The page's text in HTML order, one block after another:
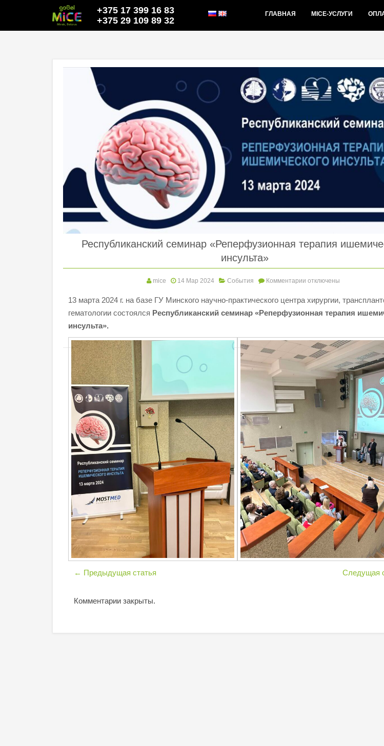
+375 17 399 16 83
+375 29 109 89 32
ГЛАВНАЯ MICE-УСЛУГИ
Республиканский семинар «Реперфузионная терапия
инсульта»
mice 14 Мар 2024 События Комментарии отключены
13 марта 2024 г. на базе ГУ Минского научно-практического центра хирургии,
гематологии состоялся Республиканский семинар «Реперфузионная терапия
инсульта».
← Предыдущая статья Следущая
Комментарии закрыты.